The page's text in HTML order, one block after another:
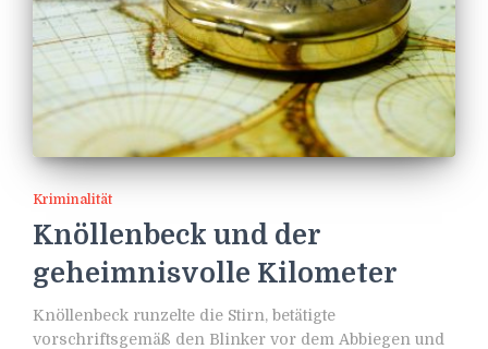
Kriminalität
Knöllenbeck und der
geheimnisvolle Kilometer
Knöllenbeck runzelte die Stirn, betätigte
vorschriftsgemäß den Blinker vor dem Abbiegen und